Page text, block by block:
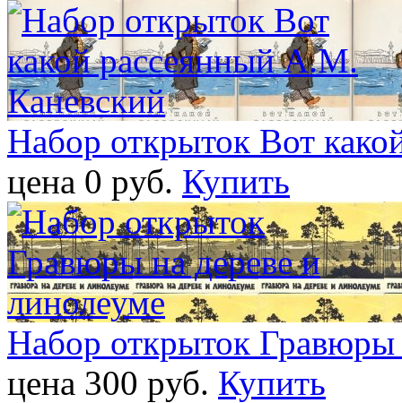
Набор открыток Вот
цена 0 pуб. Купить
Набор открыток Гравюры
цена 300 pуб. Купить